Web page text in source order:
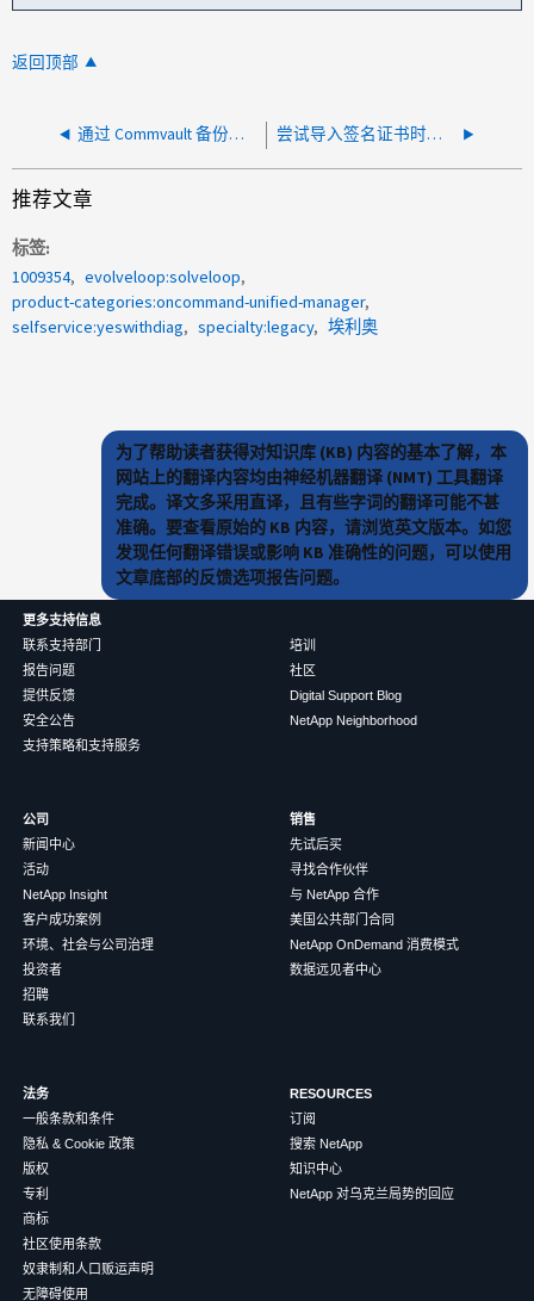
返回顶部
通过 Commvault 备份作业的 Active IQ Unified Manager "未找到聚合保留" 尝试导入签名证书时出现Active IQ Unified Manager 错误
推荐文章
标签
1009354
evolveloop:solveloop
product-categories:oncommand-unified-manager
selfservice:yeswithdiag
specialty:legacy 埃利奥
为了帮助读者获得对知识库 (KB) 内容的基本了解，本
网站上的翻译内容均由神经机器翻译 (NMT) 工具翻译
完成。译文多采用直译，且有些字词的翻译可能不甚
准确。要查看原始的 KB 内容，请浏览英文版本。如您
发现任何翻译错误或影响 KB 准确性的问题，可以使用
文章底部的反馈选项报告问题。
更多支持信息
联系支持部门
报告问题
提供反馈
安全公告
支持策略和支持服务
培训
社区
Digital Support Blog
NetApp Neighborhood
公司
新闻中心
活动
NetApp Insight
客户成功案例
环境、社会与公司治理
投资者
招聘
联系我们
销售
先试后买
寻找合作伙伴
与 NetApp 合作
美国公共部门合同
NetApp OnDemand 消费模式
数据远见者中心
法务
一般条款和条件
隐私 & Cookie 政策
版权
专利
商标
社区使用条款
奴隶制和人口贩运声明
无障碍使用
RESOURCES
订阅
搜索 NetApp
知识中心
NetApp 对乌克兰局势的回应